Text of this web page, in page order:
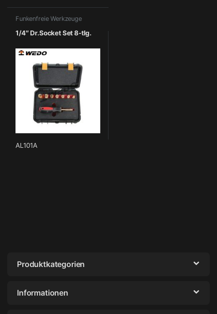
Funkenfreie Werkzeuge
1/4″ Dr.Socket Set 8-tlg.
AL101A
Produktkategorien
Informationen